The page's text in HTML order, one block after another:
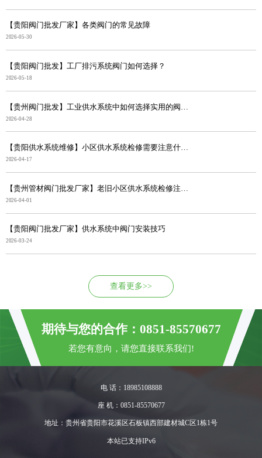
【贵阳阀门批发厂家】各类阀门的常见故障
2026-05-30
【贵阳阀门批发】工厂排污系统阀门如何选择？
2026-05-18
2026-04-28
【贵阳供水系统维修】小区供水系统检修需要注意什么？
2026-04-17
2026-04-01
【贵阳阀门批发厂家】供水系统中阀门安装技巧
2026-03-24
查看更多>>
期待与您的合作：0851-85570677
若您有意向，请您直接联系我们!
电 话：18985108888
座 机：0851-85570677
地址：贵州省贵阳市花溪区石板镇西部建材城C区1栋1号
本站已支持IPv6